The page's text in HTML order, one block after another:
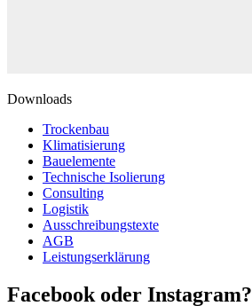
Downloads
Trockenbau
Klimatisierung
Bauelemente
Technische Isolierung
Consulting
Logistik
Ausschreibungstexte
AGB
Leistungserklärung
Facebook oder Instagram?